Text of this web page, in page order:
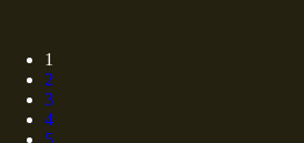
1
2
3
4
5